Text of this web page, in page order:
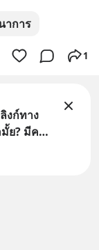
การ
1
งก์ทาง
มั้ย? มีคน
อกว่า